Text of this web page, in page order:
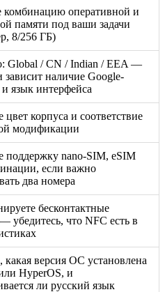
комбинацию оперативной и
памяти под ваши задачи
8/256 ГБ)
Global / CN / Indian / EEA —
зависит наличие Google-
и язык интерфейса
цвет корпуса и соответствие
модификации
поддержку nano-SIM, eSIM
если важно
два номера
бесконтактные
убедитесь, что NFC есть в
какая версия ОС установлена
HyperOS, и
ли русский язык